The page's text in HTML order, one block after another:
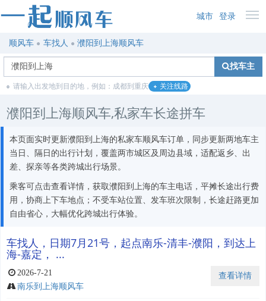
城市 登录
顺风车 车找人 濮阳到上海顺风车
找车主
请输入出发地到目的地，例如：成都到重庆 关注线路
濮阳到上海顺风车,私家车长途拼车
本页面实时更新濮阳到上海的私家车顺风车订单，同步更新两地车主
当日、隔日的出行计划，覆盖两市城区及周边县域，适配返乡、出
差、探亲等各类跨城出行场景。
乘客可点击查看详情，获取濮阳到上海的车主电话，平摊长途出行费
用，协商上下车地点；不受车站位置、发车班次限制，长途赶路更加
自由省心，大幅优化跨城出行体验。
车找人，日期7月21号，起点南乐-清丰-濮阳，到达上
海-嘉定， ...
查看详情
2026-7-21
南乐到上海顺风车